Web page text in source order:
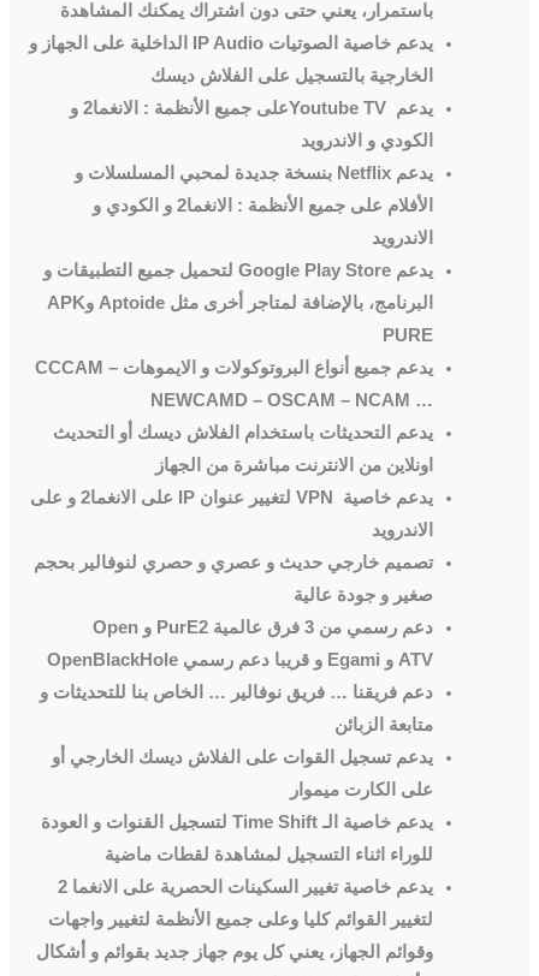
باستمرار، يعني حتى دون اشتراك يمكنك المشاهدة
يدعم خاصية الصوتيات IP Audio
الداخلية على الجهاز و
الخارجية بالتسجيل على الفلاش ديسك
يدعمYoutube TV
على جميع الأنظمة : الانغما2 و
الكودي و الاندرويد
يدعم Netflixبنسخة جديدة لمحبي المسلسلات و
الأفلام على جميع الأنظمة : الانغما2 و الكودي و
الاندرويد
يدعم Google Play Store لتحميل جميع التطبيقات و
البرنامج، بالإضافة لمتاجر أخرى مثل AptoideوAPK
PURE
يدعم جميع أنواع البروتوكولات و الايموهاتCCCAM –
NEWCAMD – OSCAM – NCAM …
يدعم التحديثات باستخدام الفلاش ديسك أو التحديث
اونلاين من الانترنت مباشرة من الجهاز
يدعم خاصية
VPN لتغيير عنوان IP
على الانغما2 و على
الاندرويد
تصميم خارجي حديث و عصري و حصري لنوفالير بحجم
صغير و جودة عالية
دعم رسمي من 3 فرق عالمية
PurE2 وOpen
ATV و Egami و قريبا دعم رسميOpenBlackHole
دعم فريقنا … فريق نوفالير … الخاص بنا للتحديثات و
متابعة الزبائن
يدعم تسجيل القوات على الفلاش ديسك الخارجي أو
على الكارت ميموار
يدعم خاصية الـ Time Shift لتسجيل القنوات و العودة
للوراء اثناء التسجيل لمشاهدة لقطات ماضية
يدعم خاصية تغيير السكينات الحصرية على الانغما 2
لتغيير القوائم كليا وعلى جميع الأنظمة لتغيير واجهات
وقوائم الجهاز، يعني كل يوم جهاز جديد بقوائم و أشكال